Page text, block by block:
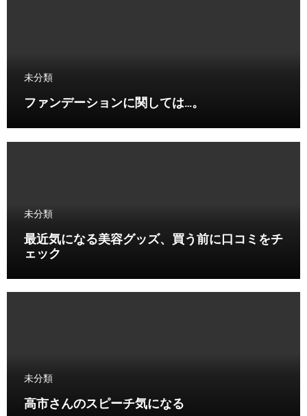
未分類
ファンデーションに関しては…。
未分類
最近気になる美容グッズ、買う前に口コミをチ
ェック
未分類
高市さんのスピーチ気になる